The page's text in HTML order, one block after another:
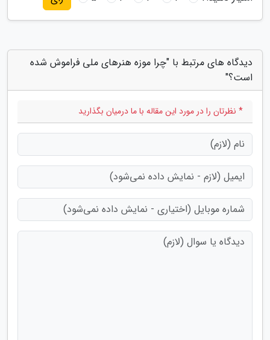
دیدگاه های مرتبط با "چرا موزه هنرهای ملی فراموش شده
است؟"
* نظرتان را در مورد این مقاله با ما درمیان بگذارید